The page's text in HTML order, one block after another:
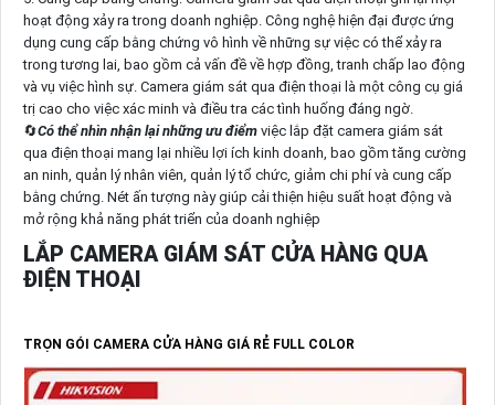
hoạt động xảy ra trong doanh nghiệp. Công nghệ hiện đại được ứng
dụng cung cấp bằng chứng vô hình về những sự việc có thể xảy ra
trong tương lai, bao gồm cả vấn đề về hợp đồng, tranh chấp lao động
và vụ việc hình sự. Camera giám sát qua điện thoại là một công cụ giá
trị cao cho việc xác minh và điều tra các tình huống đáng ngờ.
🔄Có thể nhìn nhận lại những ưu điểm việc lắp đặt camera giám sát
qua điện thoại mang lại nhiều lợi ích kinh doanh, bao gồm tăng cường
an ninh, quản lý nhân viên, quản lý tổ chức, giảm chi phí và cung cấp
bằng chứng. Nét ấn tượng này giúp cải thiện hiệu suất hoạt động và
mở rộng khả năng phát triển của doanh nghiệp
LẮP CAMERA GIÁM SÁT CỬA HÀNG QUA
ĐIỆN THOẠI
TRỌN GÓI CAMERA CỬA HÀNG GIÁ RẺ FULL COLOR